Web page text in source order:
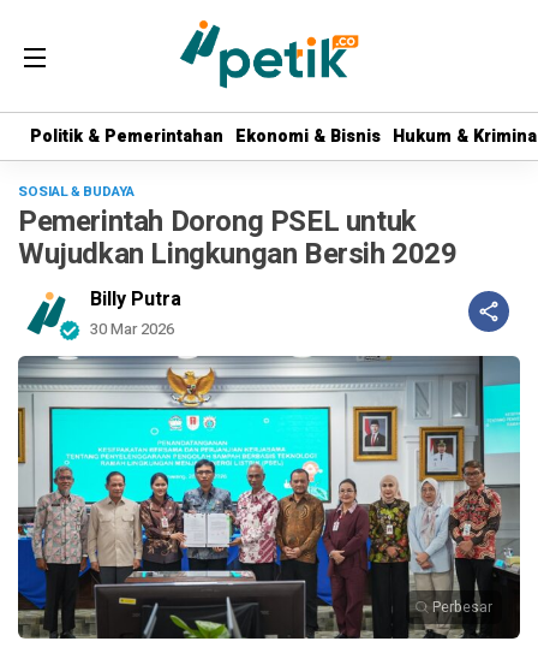
Politik & Pemerintahan Ekonomi & Bisnis Hukum &
Politik & Pemerintahan Ekonomi & Bisnis Hukum &
SOSIAL & BUDAYA
Pemerintah Dorong PSEL untuk
Wujudkan Lingkungan Bersih 2029
Billy Putra
30 Mar 2026
Perbesar